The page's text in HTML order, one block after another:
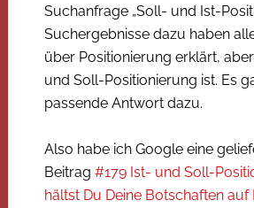
Suchanfrage „Soll- und Ist-
Suchergebnisse dazu haben
über Positionierung erklärt,
und Soll-Positionierung ist. Es
passende Antwort dazu.
Also habe ich Google eine
Beitrag #179 Ist- und Soll-
hältst Du Deine Botschaften auf